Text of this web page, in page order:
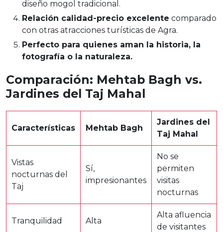
diseño mogol tradicional.
Relación calidad-precio excelente comparado
con otras atracciones turísticas de Agra.
Perfecto para quienes aman la historia, la
fotografía o la naturaleza.
Comparación: Mehtab Bagh vs.
Jardines del Taj Mahal
Características Mehtab Bagh
Jardines del
Taj Mahal
Vistas
nocturnas del
Taj
Sí,
impresionantes
No se
permiten
visitas
nocturnas
Tranquilidad Alta
Alta afluencia
de visitantes